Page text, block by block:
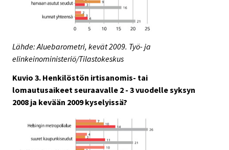
Lähde: Aluebarometri, kevät 2009. Työ- ja
elinkeinoministeriö/Tilastokeskus
Kuvio 3. Henkilöstön irtisanomis- tai
lomautusaikeet seuraavalle 2 - 3 vuodelle syksyn
2008 ja kevään 2009 kyselyissä?